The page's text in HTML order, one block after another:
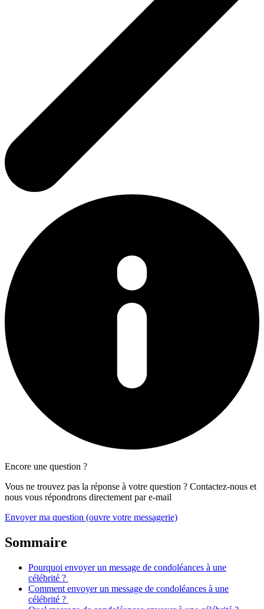
Encore une question ?
Vous ne trouvez pas la réponse à votre question ? Contactez-nous et
nous vous répondrons directement par e-mail
Envoyer ma question (ouvre votre messagerie)
Sommaire
Pourquoi envoyer un message de condoléances à une
célébrité ?
Comment envoyer un message de condoléances à une
célébrité ?